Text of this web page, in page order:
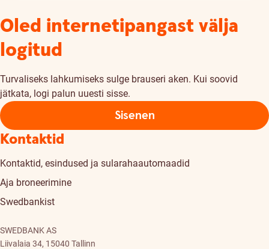
Oled internetipangast välja
logitud
Turvaliseks lahkumiseks sulge brauseri aken. Kui soovid
jätkata, logi palun uuesti sisse.
Sisenen
Kontaktid
Kontaktid, esindused ja sularahaautomaadid
Aja broneerimine
Swedbankist
SWEDBANK AS
Liivalaia 34, 15040 Tallinn